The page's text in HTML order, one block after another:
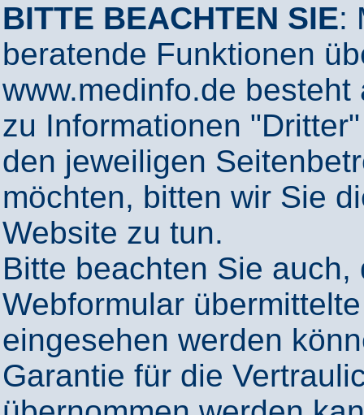
BITTE BEACHTEN SIE:
beratende Funktionen
www.medinfo.de
zu Informationen
den jeweiligen
möchten, bitten wir Sie
Website zu tun.
Bitte beachten Sie
Webformular
eingesehen werden
Garantie für die